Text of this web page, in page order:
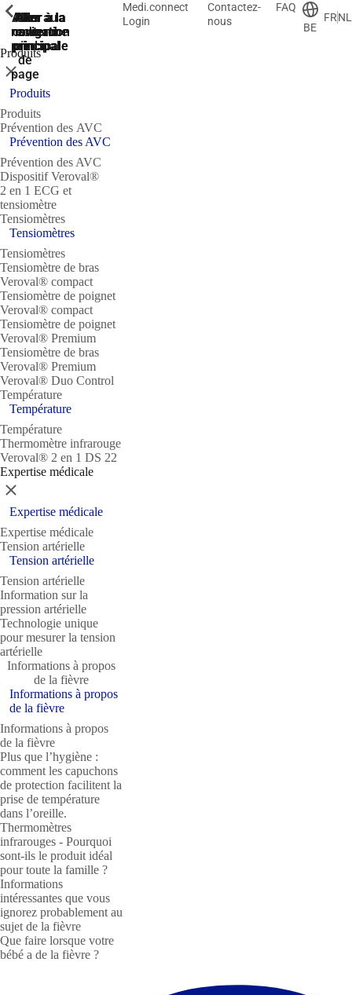
Aller à la
recherche
Aller à la
navigation
principale
Aller à la
navigation
principale
Aller au
contenu
principal
Aller
au
pied
de
page
Medi.connect
Login
Contactez-
nous
FAQ
BE
FRNL
Produits
ShowPrevious
Fermer
Produits
Produits
Prévention des AVC
ShowPrevious
Prévention des AVC
Prévention des AVC
Dispositif Veroval®
2 en 1 ECG et
tensiomètre
Tensiomètres
ShowPrevious
Tensiomètres
Tensiomètres
Tensiomètre de bras
Veroval® compact
Tensiomètre de poignet
Veroval® compact
Tensiomètre de poignet
Veroval® Premium
Tensiomètre de bras
Veroval® Premium
Veroval® Duo Control
Température
ShowPrevious
Température
Température
Thermomètre infrarouge
Veroval® 2 en 1 DS 22
Expertise médicale
ShowPrevious
Fermer
Expertise médicale
Expertise médicale
Tension artérielle
ShowPrevious
Tension artérielle
Tension artérielle
Information sur la
pression artérielle
Technologie unique
pour mesurer la tension
artérielle
Informations à propos
de la fièvre
ShowPrevious
Informations à propos
de la fièvre
Informations à propos
de la fièvre
Plus que l’hygiène :
comment les capuchons
de protection facilitent la
prise de température
dans l’oreille.
Thermomètres
infrarouges - Pourquoi
sont-ils le produit idéal
pour toute la famille ?
Informations
intéressantes que vous
ignorez probablement au
sujet de la fièvre
Que faire lorsque votre
bébé a de la fièvre ?